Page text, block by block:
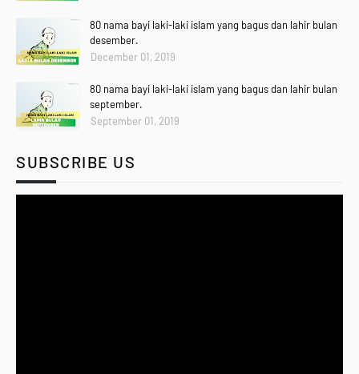
80 nama bayi laki-laki islam yang bagus dan lahir bulan
desember.
December 01, 2019
80 nama bayi laki-laki islam yang bagus dan lahir bulan
september.
September 01, 2019
SUBSCRIBE US